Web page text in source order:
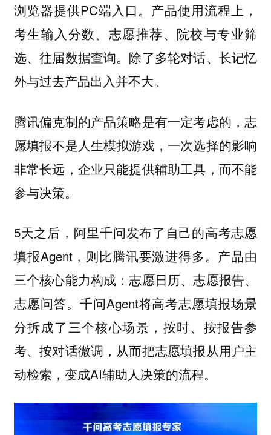
浏览器提供PC端入口。产品使用流程上，
考生输入分数、志愿推荐、院校与专业筛
选、往届数据查询。除了多轮对话、长记忆
外与过去产品出入并不大。
腾讯偏克制的产品策略是有一定考虑的，志
愿填报不是人生模拟游戏，一次选择的影响
非常长远，企业只能提供辅助工具，而不能
参与决策。
5天之后，阿里千问发布了自己的高考志愿
填报Agent，则比腾讯要激进得多。产品由
三个核心能力构成：志愿日历、志愿报告、
志愿问答。千问Agent将高考志愿填报场景
分拆成了三个核心场景，按时、按报告参
考、按对话微调，从而把志愿填报从用户主
动检索，变成AI辅助人决策的流程。